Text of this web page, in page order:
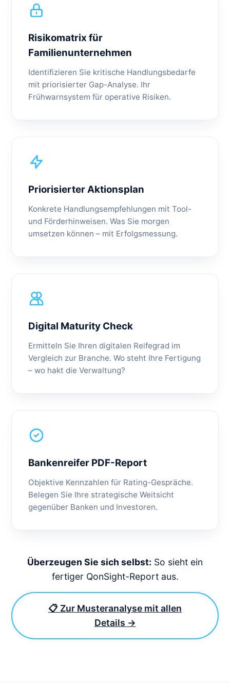
Risikomatrix für
Familienunternehmen
Identifizieren Sie kritische Handlungsbedarfe
mit priorisierter Gap-Analyse. Ihr
Frühwarnsystem für operative Risiken.
Priorisierter Aktionsplan
Konkrete Handlungsempfehlungen mit Tool-
und Förderhinweisen. Was Sie morgen
umsetzen können – mit Erfolgsmessung.
Digital Maturity Check
Ermitteln Sie Ihren digitalen Reifegrad im
Vergleich zur Branche. Wo steht Ihre Fertigung
– wo hakt die Verwaltung?
Bankenreifer PDF-Report
Objektive Kennzahlen für Rating-Gespräche.
Belegen Sie Ihre strategische Weitsicht
gegenüber Banken und Investoren.
Überzeugen Sie sich selbst: So sieht ein
fertiger QonSight-Report aus.
📋 Zur Musteranalyse mit allen
Details →